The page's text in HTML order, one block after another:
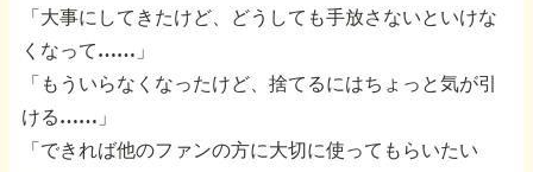
「大事にしてきたけど、どうしても手放さないといけな
くなって……」
「もういらなくなったけど、捨てるにはちょっと気が引
ける……」
「できれば他のファンの方に大切に使ってもらいたい